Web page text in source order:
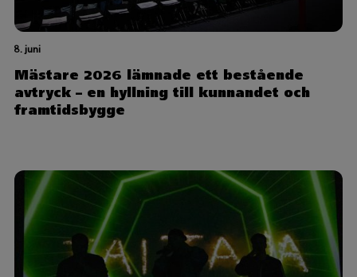
8. juni
Mästare 2026 lämnade ett bestående
avtryck – en hyllning till kunnandet och
framtidsbygge